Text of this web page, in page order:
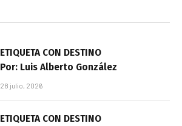
ETIQUETA CON DESTINO
Por: Luis Alberto González
28 julio, 2026
ETIQUETA CON DESTINO